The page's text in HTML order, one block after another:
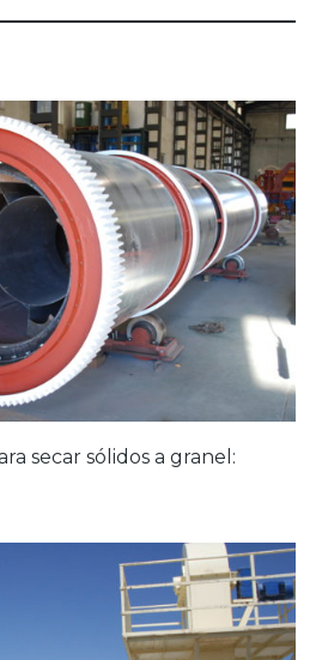
secar sólidos a granel: